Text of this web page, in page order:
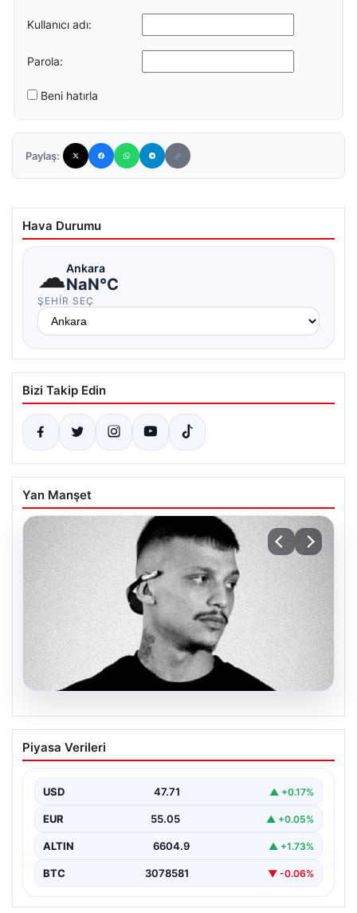
Kullanıcı adı:
Parola:
Beni hatırla
Paylaş:
Hava Durumu
☁Ankara
NaN°C
ŞEHIR SEÇ
Bizi Takip Edin
Yan Manşet
06.08.2026
Klibinde silah kullanan rapçi Yuşa
Keskin ile 3 şüpheli adli kontrol ile
Piyasa Verileri
USD 47.71 ▲ +0.17%
EUR 55.05 ▲ +0.05%
ALTIN 6604.9 ▲ +1.73%
BTC 3078581 ▼ -0.06%